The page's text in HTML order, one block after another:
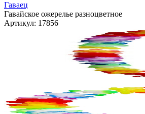
Гаваец
Гавайское ожерелье разноцветное
Артикул: 17856